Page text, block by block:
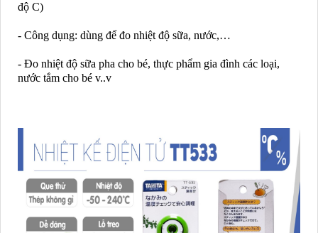
độ C)
- Công dụng: dùng để đo nhiệt độ sữa, nước,…
- Đo nhiệt độ sữa pha cho bé, thực phẩm gia đình các loại,
nước tắm cho bé v..v